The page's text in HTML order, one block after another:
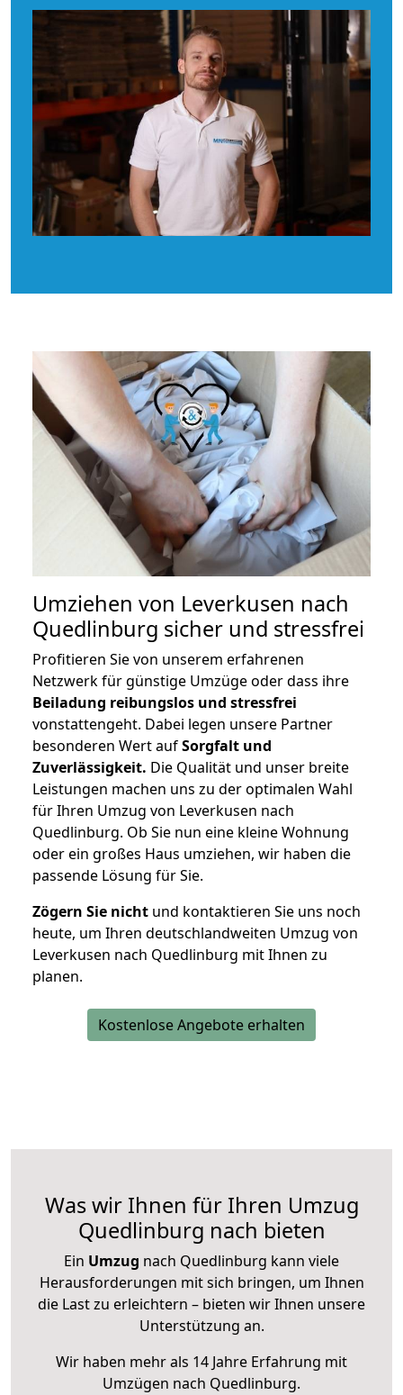
Umziehen von Leverkusen nach
Quedlinburg sicher und stressfrei
Profitieren Sie von unserem erfahrenen
Netzwerk für günstige Umzüge oder dass ihre
Beiladung reibungslos und stressfrei
vonstattengeht. Dabei legen unsere Partner
besonderen Wert aufSorgfalt und
Zuverlässigkeit. Die Qualität und unser breite
Leistungen machen uns zu der optimalen Wahl
für Ihren Umzug von Leverkusen nach
Quedlinburg. Ob Sie nun eine kleine Wohnung
oder ein großes Haus umziehen, wir haben die
passende Lösung für Sie.
Zögern Sie nicht und kontaktieren Sie uns noch
heute, um Ihren deutschlandweiten Umzug von
Leverkusen nach Quedlinburg mit Ihnen zu
planen.
Kostenlose Angebote erhalten
Was wir Ihnen für Ihren Umzug
Quedlinburg nach bieten
Ein Umzug nach Quedlinburg kann viele
Herausforderungen mit sich bringen, um Ihnen
die Last zu erleichtern – bieten wir Ihnen unsere
Unterstützung an.
Wir haben mehr als 14 Jahre Erfahrung mit
Umzügen nach Quedlinburg.